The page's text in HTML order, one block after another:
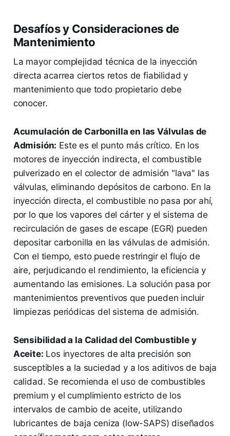
Desafíos y Consideraciones de
Mantenimiento
La mayor complejidad técnica de la inyección
directa acarrea ciertos retos de fiabilidad y
mantenimiento que todo propietario debe
conocer.
Acumulación de Carbonilla en las Válvulas de
Admisión: Este es el punto más crítico. En los
motores de inyección indirecta, el combustible
pulverizado en el colector de admisión "lava" las
válvulas, eliminando depósitos de carbono. En la
inyección directa, el combustible no pasa por ahí,
por lo que los vapores del cárter y el sistema de
recirculación de gases de escape (EGR) pueden
depositar carbonilla en las válvulas de admisión.
Con el tiempo, esto puede restringir el flujo de
aire, perjudicando el rendimiento, la eficiencia y
aumentando las emisiones. La solución pasa por
mantenimientos preventivos que pueden incluir
limpiezas periódicas del sistema de admisión.
Sensibilidad a la Calidad del Combustible y
Aceite: Los inyectores de alta precisión son
susceptibles a la suciedad y a los aditivos de baja
calidad. Se recomienda el uso de combustibles
premium y el cumplimiento estricto de los
intervalos de cambio de aceite, utilizando
lubricantes de baja ceniza (low-SAPS) diseñados